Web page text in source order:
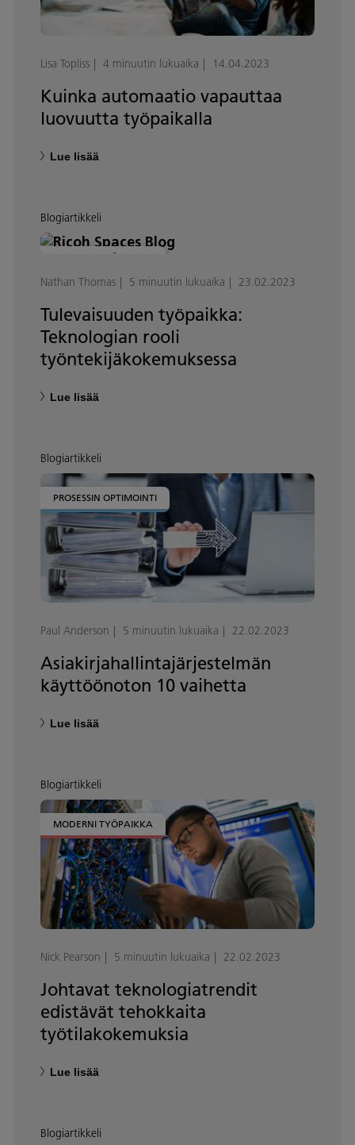
Lisa Topliss 4 minuutin lukuaika 14.04.2023
Kuinka automaatio vapauttaa
luovuutta työpaikalla
Lue lisää
Blogiartikkeli
MODERNI TYÖPAIKKA
Nathan Thomas 5 minuutin lukuaika 23.02.2023
Tulevaisuuden työpaikka:
Teknologian rooli
työntekijäkokemuksessa
Lue lisää
Blogiartikkeli
PROSESSIN OPTIMOINTI
Paul Anderson 5 minuutin lukuaika 22.02.2023
Asiakirjahallintajärjestelmän
käyttöönoton 10 vaihetta
Lue lisää
Blogiartikkeli
MODERNI TYÖPAIKKA
Nick Pearson 5 minuutin lukuaika 22.02.2023
Johtavat teknologiatrendit
edistävät tehokkaita
työtilakokemuksia
Lue lisää
Blogiartikkeli